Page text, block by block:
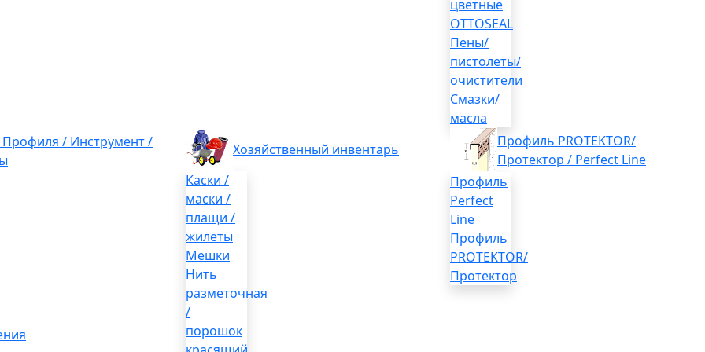
цветные
OTTOSEAL
Пены/
пистолеты/
очистители
Смазки/
масла
Профиля / Инструмент /
Хозяйственный инвентарь
Каски /
маски /
плащи /
жилеты
Мешки
Нить
разметочная
/
порошок
Профиль PROTEKTOR/
Протектор / Perfect Line
Профиль
Perfect
Line
Профиль
PROTEKTOR/
Протектор